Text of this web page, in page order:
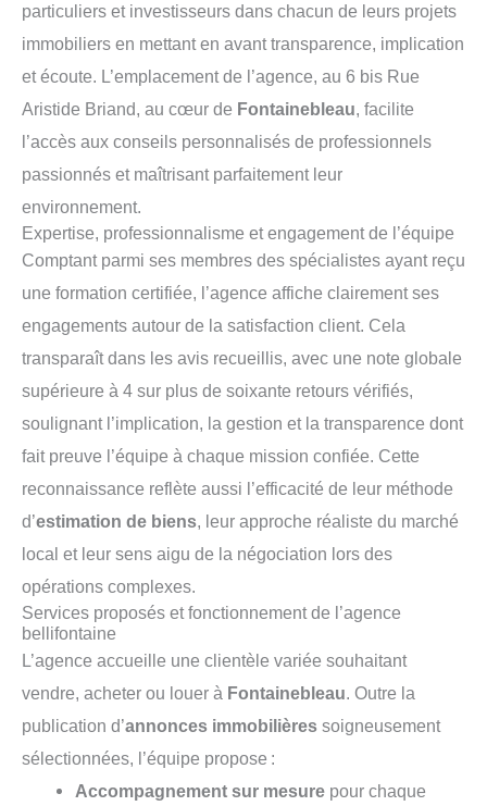
particuliers et investisseurs dans chacun de leurs projets
immobiliers en mettant en avant transparence, implication
et écoute. L’emplacement de l’agence, au 6 bis Rue
Aristide Briand, au cœur de Fontainebleau, facilite
l’accès aux conseils personnalisés de professionnels
passionnés et maîtrisant parfaitement leur
environnement.
Expertise, professionnalisme et engagement de l’équipe
Comptant parmi ses membres des spécialistes ayant reçu
une formation certifiée, l’agence affiche clairement ses
engagements autour de la satisfaction client. Cela
transparaît dans les avis recueillis, avec une note globale
supérieure à 4 sur plus de soixante retours vérifiés,
soulignant l’implication, la gestion et la transparence dont
fait preuve l’équipe à chaque mission confiée. Cette
reconnaissance reflète aussi l’efficacité de leur méthode
d’estimation de biens, leur approche réaliste du marché
local et leur sens aigu de la négociation lors des
opérations complexes.
Services proposés et fonctionnement de l’agence
bellifontaine
L’agence accueille une clientèle variée souhaitant
vendre, acheter ou louer à Fontainebleau. Outre la
publication d’annonces immobilières soigneusement
sélectionnées, l’équipe propose :
Accompagnement sur mesure pour chaque